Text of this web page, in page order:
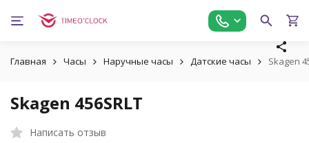
Главная Часы Наручные часы Датские часы Skagen
Skagen 456SRLT
Написать отзыв